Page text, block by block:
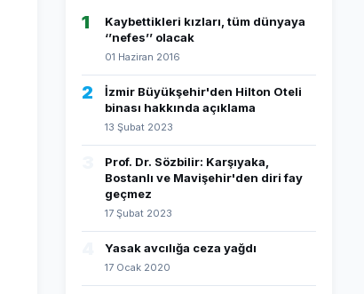
1
Kaybettikleri kızları, tüm dünyaya
‘’nefes’’ olacak
01 Haziran 2016
2
İzmir Büyükşehir'den Hilton Oteli
binası hakkında açıklama
13 Şubat 2023
Prof. Dr. Sözbilir: Karşıyaka,
Bostanlı ve Mavişehir'den diri fay
geçmez
17 Şubat 2023
Yasak avcılığa ceza yağdı
17 Ocak 2020